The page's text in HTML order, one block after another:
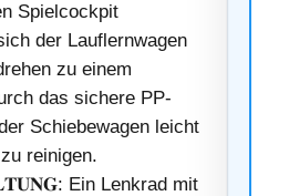
Spielcockpit
der Lauflernwagen
zu einem
das sichere PP-
Schiebewagen leicht
reinigen.
Ein Lenkrad mit